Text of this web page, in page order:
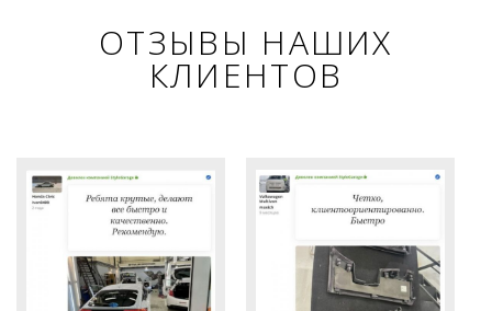
ОТЗЫВЫ НАШИХ
КЛИЕНТОВ